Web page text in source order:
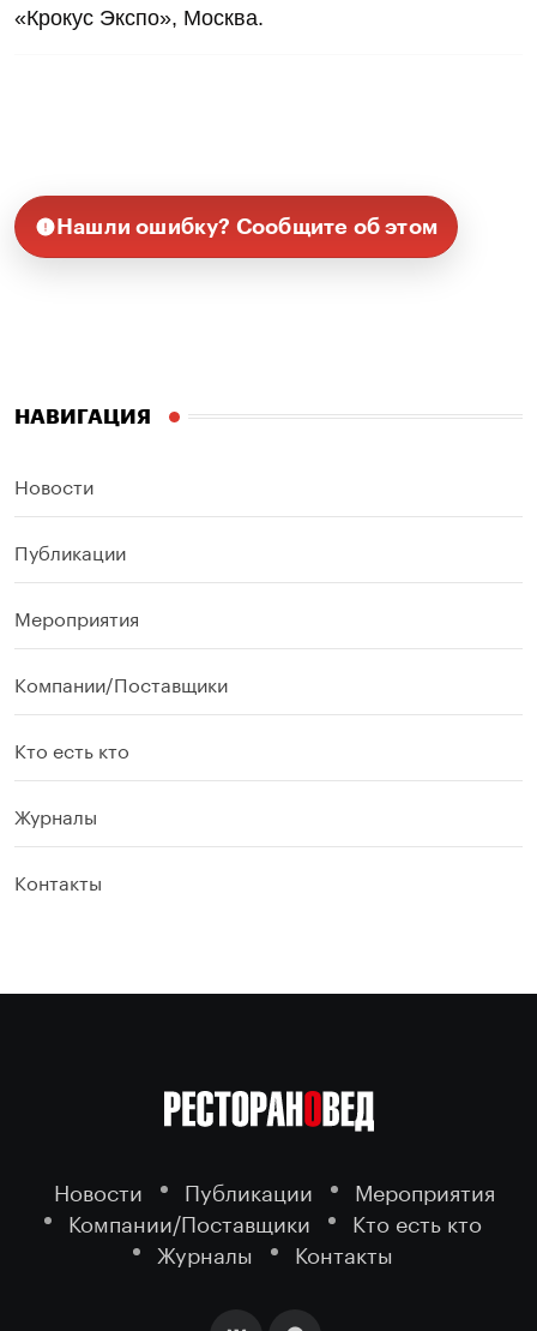
«Крокус Экспо», Москва.
Нашли ошибку? Сообщите об этом
НАВИГАЦИЯ
Новости
Публикации
Мероприятия
Компании/Поставщики
Кто есть кто
Журналы
Контакты
Новости Публикации
Мероприятия
Компании/Поставщики
Кто есть кто
Журналы
Контакты